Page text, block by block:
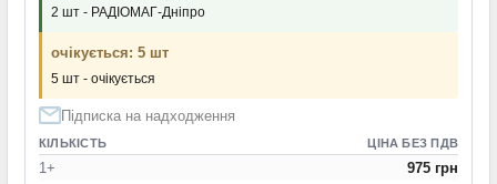
2 шт - РАДІОМАГ-Дніпро
очікується: 5 шт
5 шт - очікується
Підписка на надходження
КІЛЬКІСТЬ ЦІНА БЕЗ ПДВ
1+
975 грн